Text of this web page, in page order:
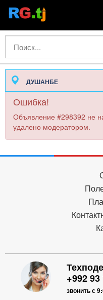
ДУШАНБЕ
Ошибка!
Объявление #298392 не
удалено модератором.
+992
звонить с